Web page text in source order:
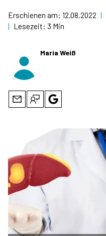
Erschienen am: 12.08.2022 |
| Lesezeit: 3 Min
Maria Weiß